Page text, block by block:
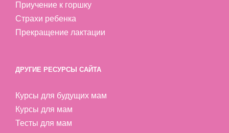
Приучение к горшку
Страхи ребенка
Прекращение лактации
ДРУГИЕ РЕСУРСЫ САЙТА
Курсы для будущих мам
Курсы для мам
Тесты для мам